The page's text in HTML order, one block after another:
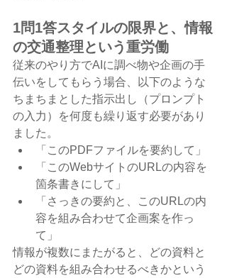
1問1答スタイルの限界と、情報
の交通整理という重労働
従来のやり方でAIに調べ物や企画の手
伝いをしてもらう場合、以下のような
ちまちまとした指示出し（プロンプト
の入力）を何度も繰り返す必要があり
ました。
「このPDFファイルを要約して」
「このWebサイトのURLの内容を
箇条書きにして」
「さっきの要約と、このURLの内
容を組み合わせて企画案を作っ
て」
情報が複数にまたがると、どの資料と
どの資料を組み合わせるべきかという